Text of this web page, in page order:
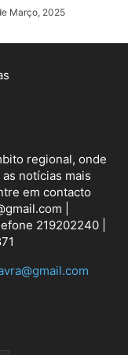
Março, 2025
regional, onde
notícias mais
em contacto
|
219202240 |